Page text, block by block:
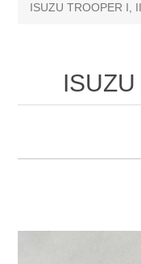
ISUZU TROOPER I, II